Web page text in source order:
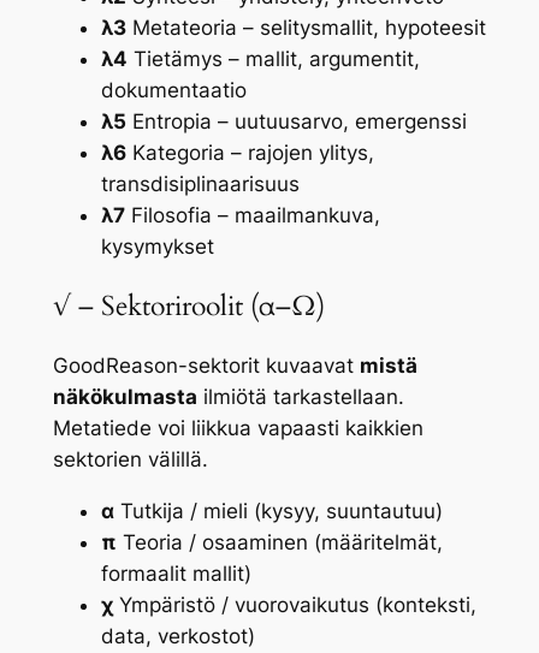
λ3Metateoria – selitysmallit, hypoteesit
λ4 Tietämys – mallit, argumentit,
dokumentaatio
λ5 Entropia – uutuusarvo, emergenssi
λ6Kategoria – rajojen ylitys,
transdisiplinaarisuus
λ7Filosofia – maailmankuva,
kysymykset
√ – Sektoriroolit (α–Ω)
GoodReason-sektorit kuvaavat mistä
näkökulmasta ilmiötä tarkastellaan.
Metatiede voi liikkua vapaasti kaikkien
sektorien välillä.
αTutkija / mieli (kysyy, suuntautuu)
π Teoria / osaaminen (määritelmät,
formaalit mallit)
χYmpäristö / vuorovaikutus (konteksti,
data, verkostot)